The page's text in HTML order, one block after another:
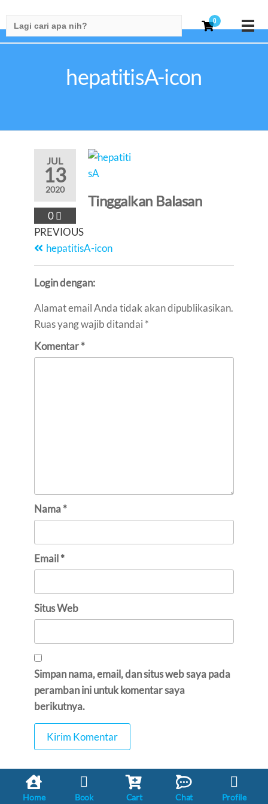
for:
0
hepatitisA-icon
JUL
13
2020
0
PREVIOUS
hepatitisA-icon
Tinggalkan Balasan
Login dengan:
Alamat email Anda tidak akan dipublikasikan.
Ruas yang wajib ditandai *
Komentar*
Nama*
Email*
Situs Web
Simpan nama, email, dan situs web saya pada
peramban ini untuk komentar saya
berikutnya.
Home Book Cart Chat Profile